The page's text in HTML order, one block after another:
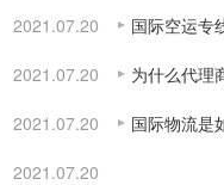
2021.07.20 国际空运专
2021.07.20 为什么代理
2021.07.20 国际物流是
2021.07.20